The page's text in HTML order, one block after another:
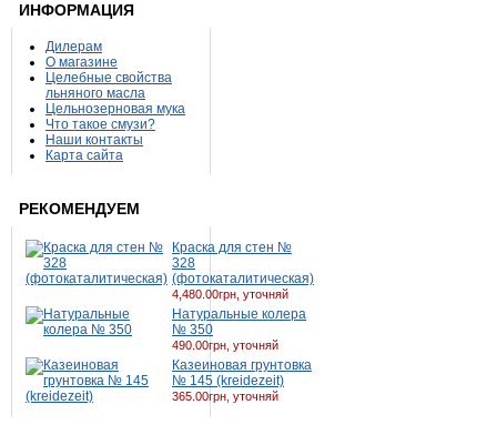
ИНФОРМАЦИЯ
Дилерам
О магазине
Целебные свойства
льняного масла
Цельнозерновая мука
Что такое смузи?
Наши контакты
Карта сайта
РЕКОМЕНДУЕМ
Краска для стен №
328
(фотокаталитическая)
4,480.00грн, уточняй
Натуральные колера
№ 350
490.00грн, уточняй
Казеиновая грунтовка
№ 145 (kreidezeit)
365.00грн, уточняй